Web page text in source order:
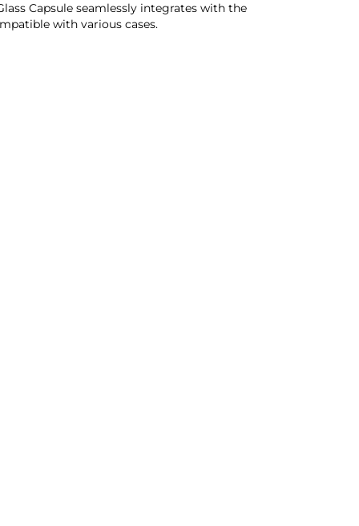
Capsule seamlessly integrates with the
with various cases.